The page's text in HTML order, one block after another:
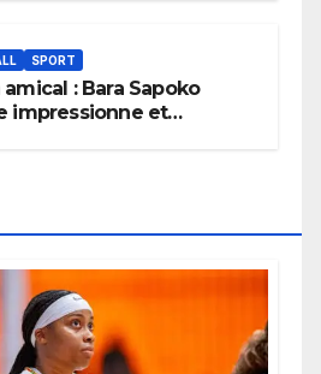
SPORT
: Bara Sapoko
impressionne et